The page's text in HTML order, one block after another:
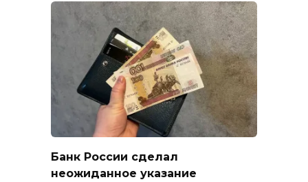
Банк России сделал
неожиданное указание